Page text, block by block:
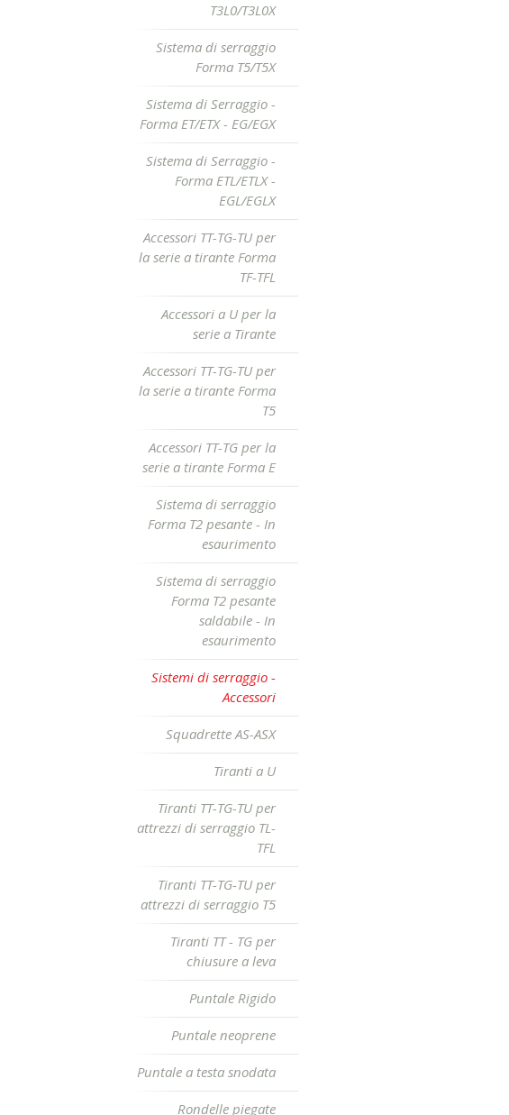
T3L0/T3L0X
Sistema di serraggio
Forma T5/T5X
Sistema di Serraggio -
Forma ET/ETX - EG/EGX
Sistema di Serraggio -
Forma ETL/ETLX -
EGL/EGLX
Accessori TT-TG-TU per
la serie a tirante Forma
TF-TFL
Accessori a U per la
serie a Tirante
Accessori TT-TG-TU per
la serie a tirante Forma
T5
Accessori TT-TG per la
serie a tirante Forma E
Sistema di serraggio
Forma T2 pesante - In
esaurimento
Sistema di serraggio
Forma T2 pesante
saldabile - In
esaurimento
Sistemi di serraggio -
Accessori
Squadrette AS-ASX
Tiranti a U
Tiranti TT-TG-TU per
attrezzi di serraggio TL-
TFL
Tiranti TT-TG-TU per
attrezzi di serraggio T5
Tiranti TT - TG per
chiusure a leva
Puntale Rigido
Puntale neoprene
Puntale a testa snodata
Rondelle piegate